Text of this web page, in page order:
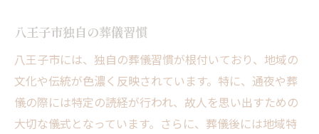
八王子市独自の葬儀習慣
八王子市には、独自の葬儀習慣が根付いており、地域の
文化や伝統が色濃く反映されています。特に、通夜や葬
儀の際には特定の読経が行われ、故人を思い出すための
大切な儀式となっています。さらに、葬儀後には地域特